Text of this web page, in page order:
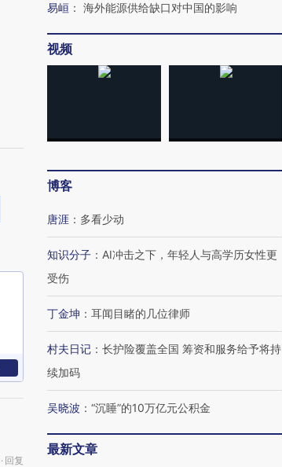
· 回复
易峘 ： 海外能源供给缺口对中国的影响
视频
博客
唐涯 ： 多看少动
知识分子 ： AI冲击之下，年轻人与高学历女性更
受伤
丁金坤 ： 耳闻目睹的几位律师
村夫日记 ： 长护险覆盖全国 筹资和服务给予将持
续加码
吴晓波 ： “沉睡”的10万亿元公积金
最新文章